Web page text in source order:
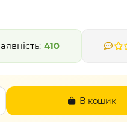
410
В кошик